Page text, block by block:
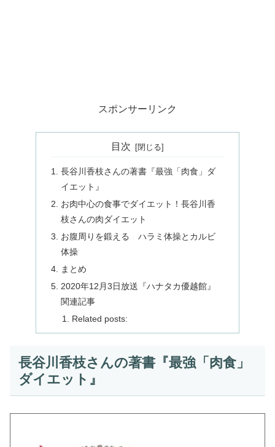
スポンサーリンク
目次
長谷川香枝さんの著書『最強「肉食」ダ
イエット』
お肉中心の食事でダイエット！長谷川香
枝さんの肉ダイエット
お腹周りを鍛える ハラミ体操とカルビ
体操
まとめ
2020年12月3日放送『ハナタカ優越館』
関連記事
Related posts:
長谷川香枝さんの著書『最強「肉食」
ダイエット』